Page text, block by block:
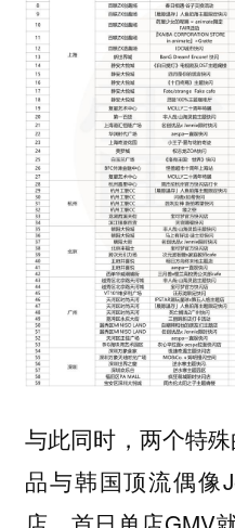
与此同时，两个特
品与韩国顶流偶像